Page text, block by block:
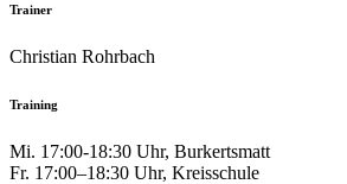
Trainer
Christian Rohrbach
Training
Mi. 17:00-18:30 Uhr, Burkertsmatt
Fr. 17:00–18:30 Uhr, Kreisschule